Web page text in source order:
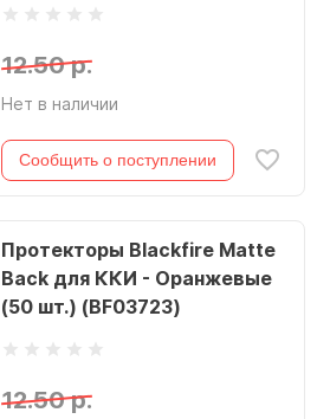
12.50 р.
Нет в наличии
Сообщить о поступлении
Протекторы Blackfire Matte
Back для ККИ - Оранжевые
(50 шт.) (BF03723)
12.50 р.